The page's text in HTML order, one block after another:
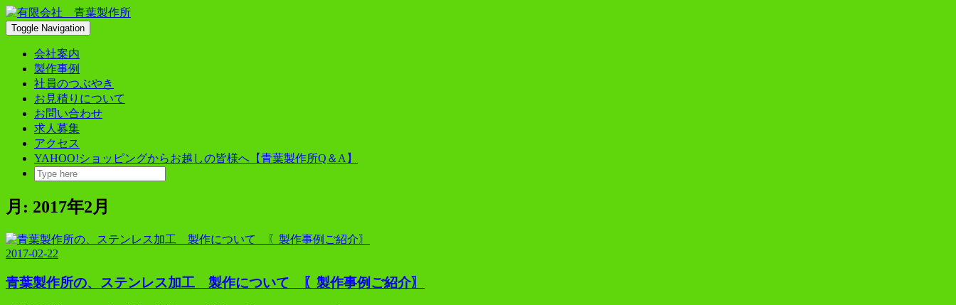
Skip
to
content
Toggle Navigation
会社案内
製作事例
社員のつぶやき
お見積りについて
お問い合わせ
求人募集
アクセス
YAHOO!ショッピングからお越しの皆様へ【青葉製作所Q＆A】
月: 2017年2月
2017-02-22
青葉製作所の、ステンレス加工 製作について 〖製作事例ご紹介〗